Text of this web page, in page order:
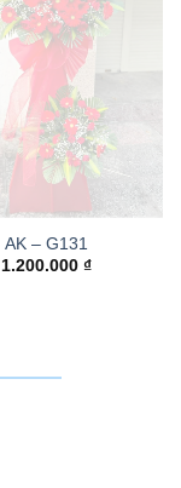
AK – G131
1.200.000 ₫